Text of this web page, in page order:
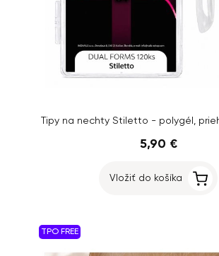
Tipy na nechty Stiletto - polygél,
5,90 €
Vložiť do košíka
TPO FREE